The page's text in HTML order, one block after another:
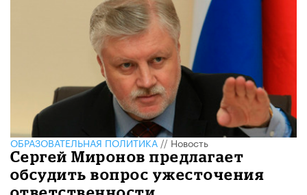
ОБРАЗОВАТЕЛЬНАЯ ПОЛИТИКА//Новость
Сергей Миронов предлагает
обсудить вопрос ужесточения